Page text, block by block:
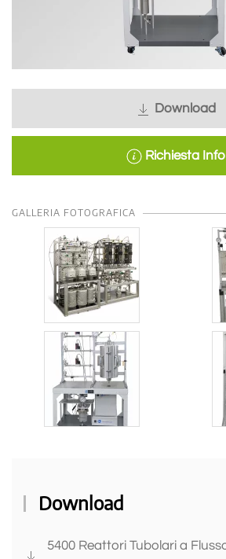
Download
Richiesta Info
GALLERIA FOTOGRAFICA
Download
5400 Reattori Tubolari a